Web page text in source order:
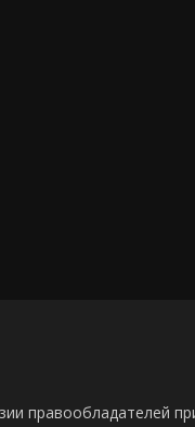
правообладателей